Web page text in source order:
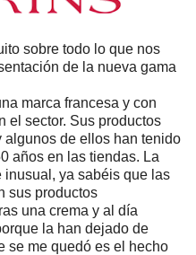
sobre todo lo que nos
de la nueva gama
marca francesa y con
el sector. Sus productos
de ellos han tenido
años en las tiendas. La
inusual, ya sabéis que las
sus productos
una crema y al día
la han dejado de
se me quedó es el hecho